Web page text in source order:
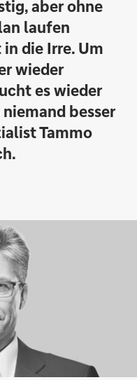
aber ohne
laufen
die Irre. Um
wieder
es wieder
besser
Tammo